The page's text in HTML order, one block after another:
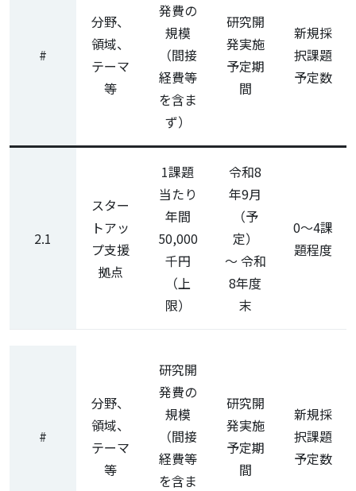
#
分野、
領域、
テーマ
等
発費の
規模
（間接
経費等
を含ま
ず）
研究開
発実施
予定期
間
新規採
択課題
予定数
2.1
スター
トアッ
プ支援
拠点
1課題
当たり
年間
50,000
千円
（上
限）
令和8
年9月
（予
定）
～ 令和
8年度
末
0～4課
題程度
#
分野、
領域、
テーマ
等
研究開
発費の
規模
（間接
経費等
を含ま
研究開
発実施
予定期
間
新規採
択課題
予定数